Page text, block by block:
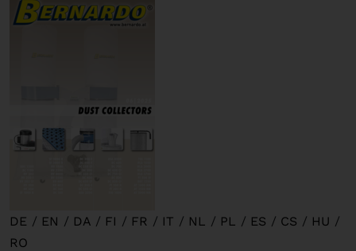
DE / EN / DA / FI / FR / IT / NL / PL / ES / CS / HU /
RO